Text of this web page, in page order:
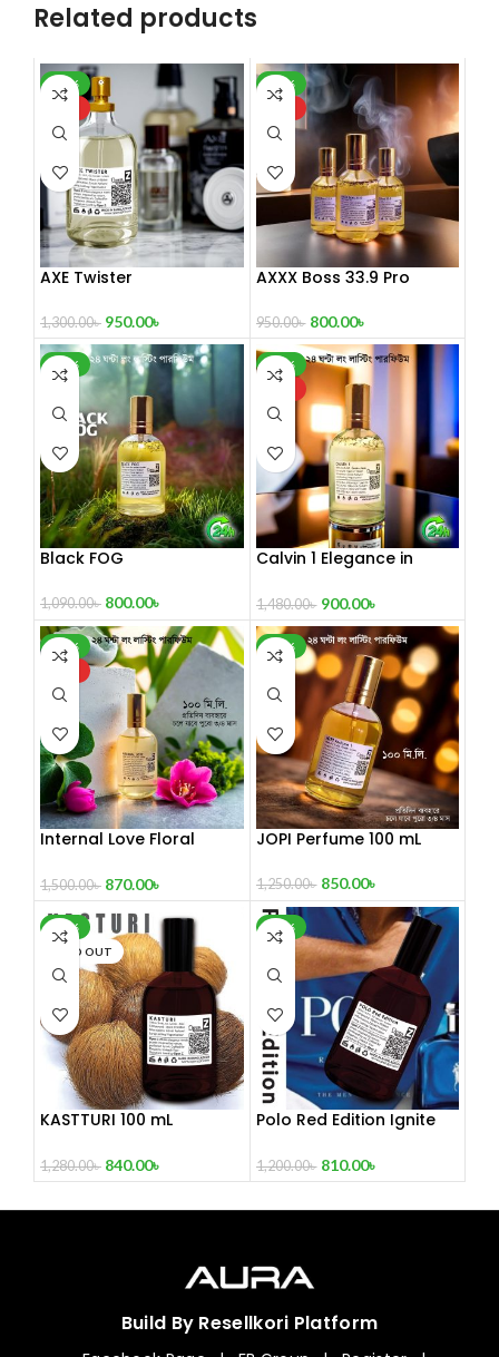
Related products
-27%
AXE Twister
1,300.00৳ 950.00৳
-16%
AXXX Boss 33.9 Pro
950.00৳ 800.00৳
-27%
Black FOG
1,090.00৳ 800.00৳
-39%
Calvin 1 Elegance in
1,480.00৳ 900.00৳
-42%
Internal Love Floral
1,500.00৳ 870.00৳
-32%
JOPI Perfume 100 mL
1,250.00৳ 850.00৳
-34%
SOLD OUT
KASTTURI 100 mL
1,280.00৳ 840.00৳
-33%
Polo Red Edition Ignite
1,200.00৳ 810.00৳
Build By Resellkori Platform